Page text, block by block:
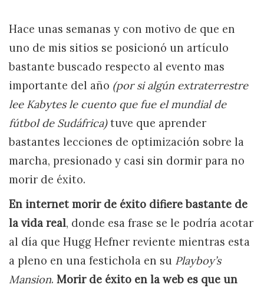
Hace unas semanas y con motivo de que en
uno de mis sitios se posicionó un artículo
bastante buscado respecto al evento mas
importante del año (por si algún extraterrestre
lee Kabytes le cuento que fue el mundial de
fútbol de Sudáfrica)tuve que aprender
bastantes lecciones de optimización sobre la
marcha, presionado y casi sin dormir para no
morir de éxito.
En internet morir de éxito difiere bastante de
la vida real, donde esa frase se le podría acotar
al día que Hugg Hefner reviente mientras esta
a pleno en una festichola en su Playboy’s
Mansion. Morir de éxito en la web es que un